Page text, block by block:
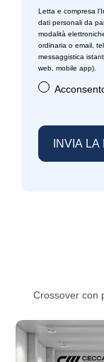
Letta e compresa l’
dati personali da
modalità
ordinaria o email,
messaggistica
web, mobile app).
Crossover con